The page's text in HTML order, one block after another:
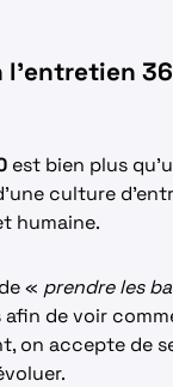
l’entretien
est bien plus
culture
humaine.
« prendre les
de voir
on accepte de